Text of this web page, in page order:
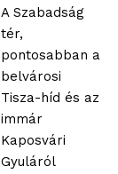
A Szabadság
tér,
pontosabban a
belvárosi
Tisza-híd és az
immár
Kaposvári
Gyuláról